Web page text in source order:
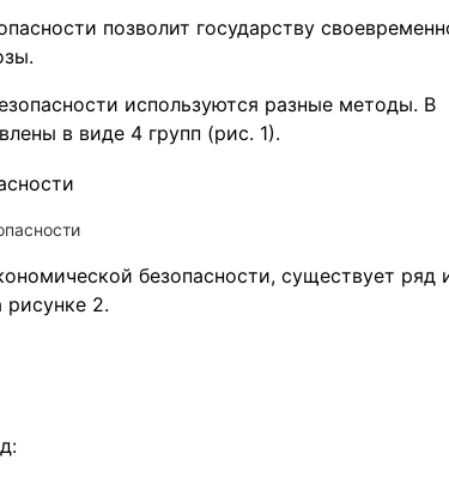
позволит государству
используются разные методы. В
в виде 4 групп (рис. 1).
безопасности, существует ряд
2.